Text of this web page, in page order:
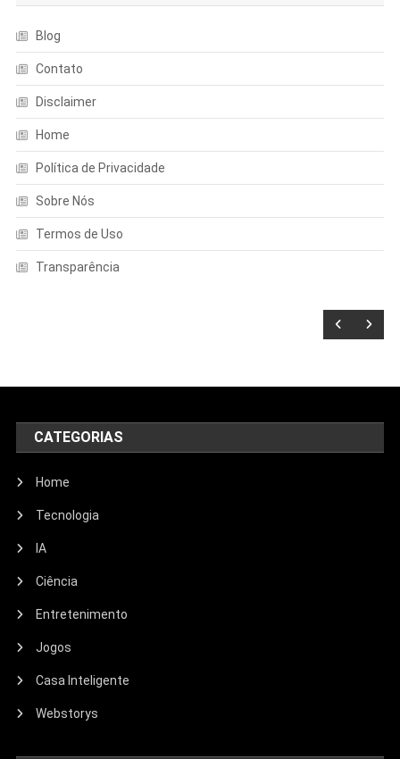
Blog
Contato
Disclaimer
Home
Política de Privacidade
Sobre Nós
Termos de Uso
Transparência
Echo Dot: Guia Completo Para
Escolher O Smart Speaker Ideal Na
Nova Oferta Da Amazon
CATEGORIAS
Home
Tecnologia
IA
Ciência
Entretenimento
Jogos
Casa Inteligente
Webstorys